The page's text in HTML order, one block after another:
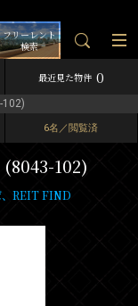
フリーレント
検索
最近見た物件 0
102)
6名／閲覧済
(8043-102)
、REIT FIND